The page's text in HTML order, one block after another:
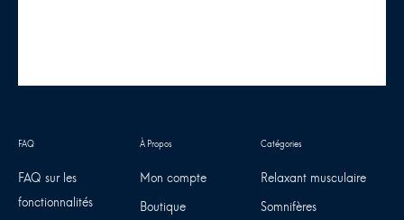
FAQ sur les
fonctionnalités
Mon compte
Boutique
Relaxant musculaire
Somnifères